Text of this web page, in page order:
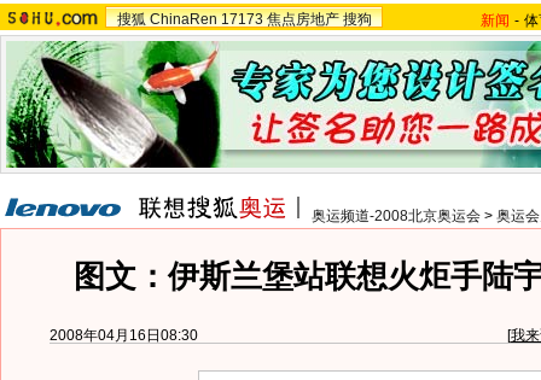
搜狐 ChinaRen 17173 焦点房地产 搜狗 新闻 -
奥运频道-2008北京奥运会 > 奥运
图文：伊斯兰堡站联想火炬手陆
2008年04月16日08:30 [我